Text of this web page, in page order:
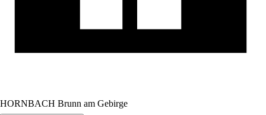
HORNBACH Brunn am Gebirge